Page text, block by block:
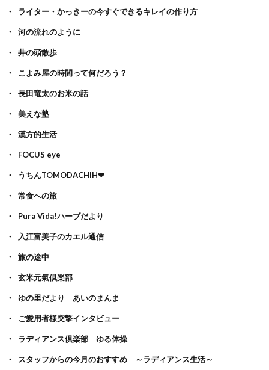
ライター・かっきーの今すぐできるキレイの作り方
河の流れのように
井の頭散歩
こよみ屋の時間って何だろう？
長田竜太のお米の話
美えな塾
漢方的生活
FOCUS eye
うちんTOMODACHIH❤
常食への旅
Pura Vida!ハーブだより
入江富美子のカエル通信
旅の途中
玄米元氣倶楽部
ゆの里だより あいのまんま
ご愛用者様突撃インタビュー
ラディアンス倶楽部 ゆる体操
スタッフからの今月のおすすめ ～ラディアンス生活～